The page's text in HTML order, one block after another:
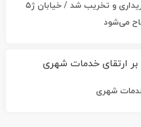
۳ باب مغازه محدوده پستک خریداری و تخریب شد / خیابان ژ۵
می‌شود
شهری